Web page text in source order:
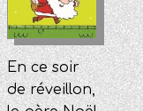
En ce soir
de réveillon,